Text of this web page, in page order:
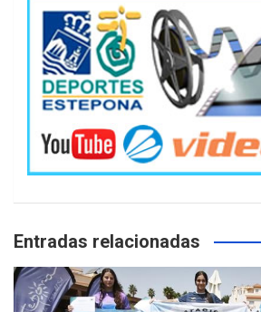
Entradas relacionadas